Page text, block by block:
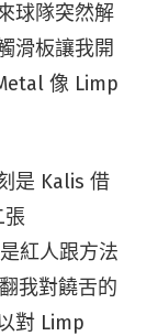
球隊突然解
滑板讓我開
像 Limp
是 Kalis 借
張
紅人跟方法
我對饒舌的
對 Limp